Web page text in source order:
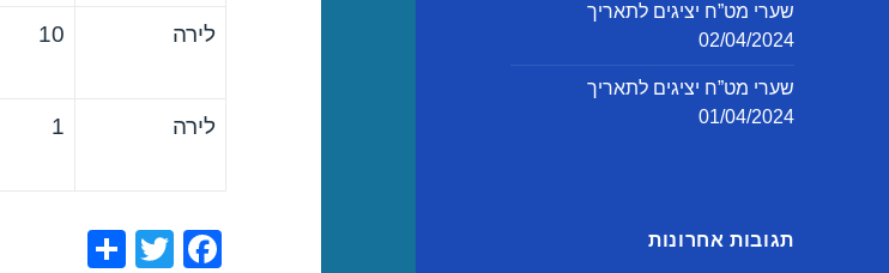
שערי מט”ח יציגים לתאריך
02/04/2024
שערי מט”ח יציגים לתאריך
01/04/2024
תגובות אחרונות
לירה 10
לירה 1
F
T